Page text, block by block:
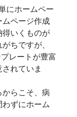
にホームペー
ムページ作成
いくものが
ちですが、
レートが豊富
れていま
らこそ、病
ずにホーム